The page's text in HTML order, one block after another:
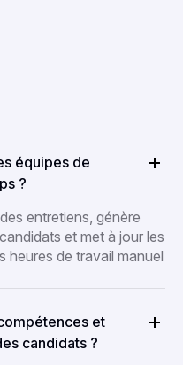
équipes de
?
entretiens, génère
et met à jour les
heures de travail manuel
et
candidats ?